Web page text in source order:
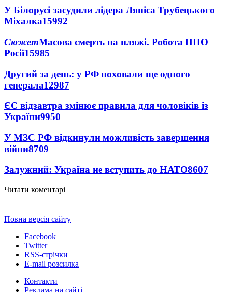
У Білорусі засудили лідера Ляпіса Трубецького
Міхалка15992
СюжетМасова смерть на пляжі. Робота ППО
Росії15985
Другий за день: у РФ поховали ще одного
генерала12987
ЄС відзавтра змінює правила для чоловіків із
України9950
У МЗС РФ відкинули можливість завершення
війни8709
Залужний: Україна не вступить до НАТО8607
Читати коментарі
Повна версія сайту
Facebook
Twitter
RSS-стрічки
E-mail розсилка
Контакти
Реклама на сайті